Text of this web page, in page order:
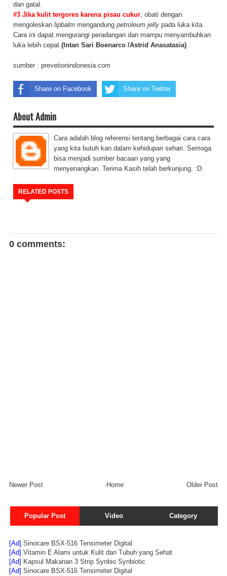
dan gatal.
#3 Jika kulit tergores karena pisau cukur, obati dengan
mengoleskan lipbalm mengandung petroleum jelly pada luka kita.
Cara ini dapat mengurangi peradangan dan mampu menyambuhkan
luka lebih cepat.(Intan Sari Boenarco /Astrid Anasatasia)
sumber : prevetionindonesia.com
Share on Facebook Share on Twitter
About Admin
Cara adalah blog referensi tentang berbagai cara cara
yang kita butuh kan dalam kehidupan sehari. Semoga
bisa menjadi sumber bacaan yang yang
menyenangkan. Terima Kasih telah berkunjung. :D
RELATED POSTS
0 comments:
Newer Post Older Post
Home
Popular Post Video Category
[Ad] Sinocare BSX-516 Tensimeter Digital
[Ad] Vitamin E Alami untuk Kulit dan Tubuh yang Sehat
[Ad] Kapsul Makanan 3 Strip Synbio Synbiotic
[Ad] Sinocare BSX-516 Tensimeter Digital